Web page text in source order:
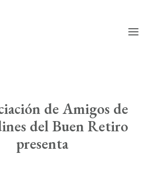
Inicio
Hazte amig@
Actividades
de Amigos de
del Buen Retiro
presenta